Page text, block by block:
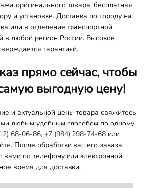
оригинального товара, бесплатная
и установке. Доставка по городу на
или в отделение транспортной
в любой регион России. Высокое
гарантией.
прямо сейчас, чтобы
выгодную цену!
и актуальной цены товара свяжитесь
любым удобным способом по одному
68-06-86, +7 (984) 298-74-68 или
После обработки вашего заказа
вами по телефону или электронной
время для доставки.